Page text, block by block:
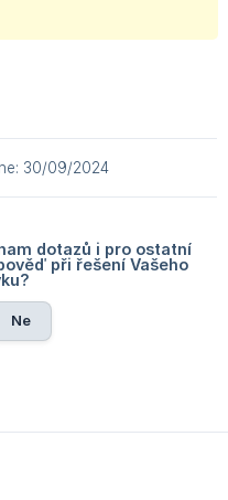
30/09/2024
dotazů i pro ostatní
při řešení Vašeho
Ne